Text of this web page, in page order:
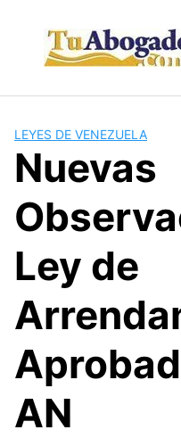
content
LEYES DE VENEZUELA
Nuevas
Ley de
AN